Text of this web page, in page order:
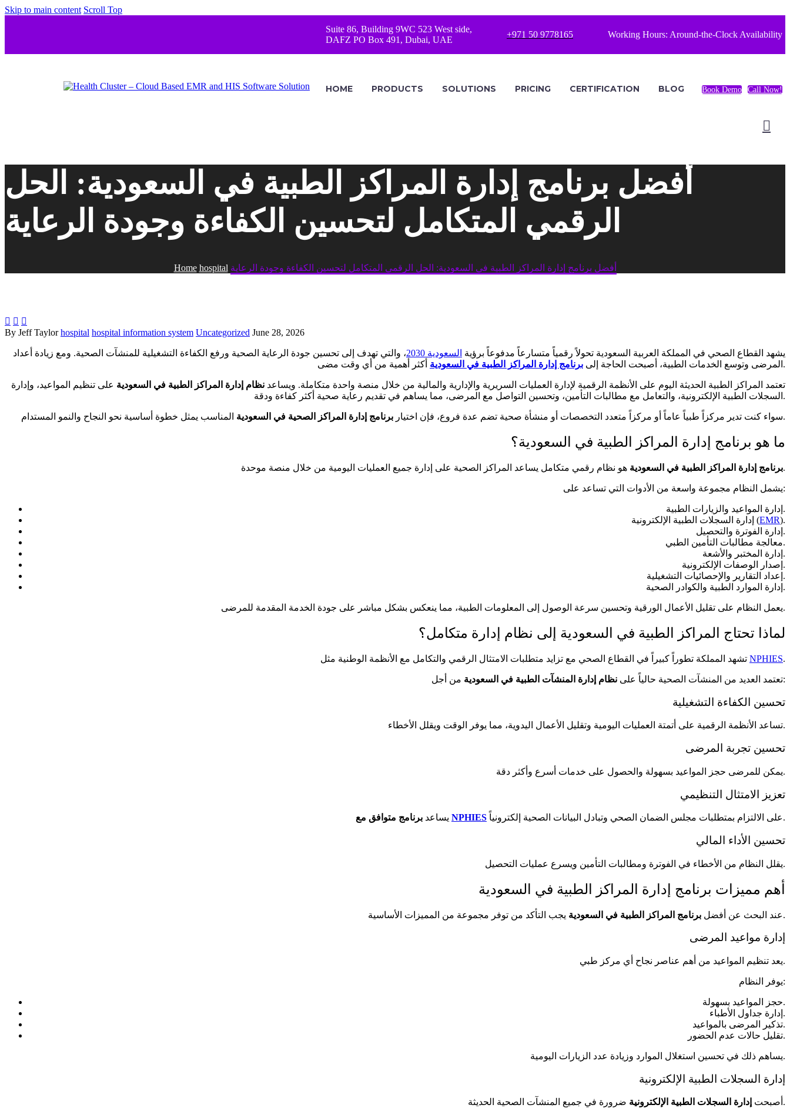
Skip to main content Scroll Top
Suite 86, Building 9WC 523 West side,
DAFZ PO Box 491, Dubai, UAE
+971 50 9778165 Working Hours: Around-the-Clock Availability
HOME PRODUCTS SOLUTIONS PRICING CERTIFICATION BLOG Book Demo Call Now!
أفضل برنامج إدارة المراكز الطبية في السعودية: الحل
الرقمي المتكامل لتحسين الكفاءة وجودة الرعاية
Home hospital أفضل برنامج إدارة المراكز الطبية في السعودية: الحل الرقمي المتكامل لتحسين الكفاءة وجودة الرعاية
  
By Jeff Taylor hospital hospital information system Uncategorized June 28, 2026
يشهد القطاع الصحي في المملكة العربية السعودية تحولاً رقمياً متسارعاً مدفوعاً برؤية السعودية 2030
، والتي تهدف إلى تحسين جودة الرعاية الصحية ورفع الكفاءة التشغيلية للمنشآت الصحية. ومع زيادة أعداد
المرضى وتوسع الخدمات الطبية، أصبحت الحاجة إلى برنامج إدارة المراكز الطبية في السعودية أكثر أهمية من أي وقت مضى.
تعتمد المراكز الطبية الحديثة اليوم على الأنظمة الرقمية لإدارة العمليات السريرية والإدارية والمالية من خلال منصة واحدة متكاملة. ويساعد نظام إدارة المراكز الطبية في السعودية على تنظيم المواعيد، وإدارة
السجلات الطبية الإلكترونية، والتعامل مع مطالبات التأمين، وتحسين التواصل مع المرضى، مما يساهم في تقديم رعاية صحية أكثر كفاءة ودقة.
سواء كنت تدير مركزاً طبياً عاماً أو مركزاً متعدد التخصصات أو منشأة صحية تضم عدة فروع، فإن اختيار برنامج إدارة المراكز الصحية في السعودية المناسب يمثل خطوة أساسية نحو النجاح والنمو المستدام.
ما هو برنامج إدارة المراكز الطبية في السعودية؟
برنامج إدارة المراكز الطبية في السعوديةهو نظام رقمي متكامل يساعد المراكز الصحية على إدارة جميع العمليات اليومية من خلال منصة موحدة.
يشمل النظام مجموعة واسعة من الأدوات التي تساعد على:
إدارة المواعيد والزيارات الطبية.
إدارة السجلات الطبية الإلكترونية (EMR).
إدارة الفوترة والتحصيل.
معالجة مطالبات التأمين الطبي.
إدارة المختبر والأشعة.
إصدار الوصفات الإلكترونية.
إعداد التقارير والإحصائيات التشغيلية.
إدارة الموارد الطبية والكوادر الصحية.
يعمل النظام على تقليل الأعمال الورقية وتحسين سرعة الوصول إلى المعلومات الطبية، مما ينعكس بشكل مباشر على جودة الخدمة المقدمة للمرضى.
لماذا تحتاج المراكز الطبية في السعودية إلى نظام إدارة متكامل؟
NPHIES.
تعتمد العديد من المنشآت الصحية حالياً على نظام إدارة المنشآت الطبية في السعودية من أجل:
تحسين الكفاءة التشغيلية
تساعد الأنظمة الرقمية على أتمتة العمليات اليومية وتقليل الأعمال اليدوية، مما يوفر الوقت ويقلل الأخطاء.
تحسين تجربة المرضى
يمكن للمرضى حجز المواعيد بسهولة والحصول على خدمات أسرع وأكثر دقة.
تعزيز الامتثال التنظيمي
يساعد NPHIES على الالتزام بمتطلبات مجلس الضمان الصحي وتبادل البيانات الصحية إلكترونياً.
تحسين الأداء المالي
يقلل النظام من الأخطاء في الفوترة ومطالبات التأمين ويسرع عمليات التحصيل.
أهم مميزات برنامج إدارة المراكز الطبية في السعودية
عند البحث عن أفضل برنامج المراكز الطبية في السعودية يجب التأكد من توفر مجموعة من المميزات الأساسية.
إدارة مواعيد المرضى
يعد تنظيم المواعيد من أهم عناصر نجاح أي مركز طبي.
يوفر النظام:
حجز المواعيد بسهولة.
إدارة جداول الأطباء.
تذكير المرضى بالمواعيد.
تقليل حالات عدم الحضور.
يساهم ذلك في تحسين استغلال الموارد وزيادة عدد الزيارات اليومية.
إدارة السجلات الطبية الإلكترونية
أصبحت إدارة السجلات الطبية الإلكترونية ضرورة في جميع المنشآت الصحية الحديثة.